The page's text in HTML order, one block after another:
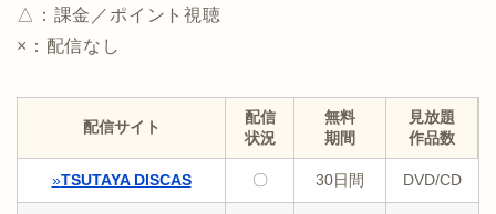
△：課金／ポイント視聴
×：配信なし
配信サイト
配信
状況
無料
期間
見放題
作品数
»TSUTAYA DISCAS 〇 30日間 DVD/CD